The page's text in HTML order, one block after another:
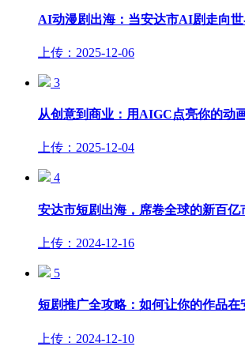
AI动漫剧出海：当安达市AI剧走向
上传：2025-12-06
3
从创意到商业：用AIGC点亮你的动
上传：2025-12-04
4
安达市短剧出海，席卷全球的新百亿
上传：2024-12-16
5
短剧推广全攻略：如何让你的作品在
上传：2024-12-10